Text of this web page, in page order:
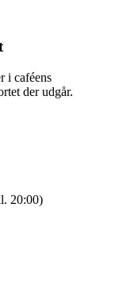
i caféens
der udgår.
20:00)